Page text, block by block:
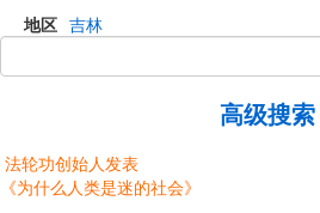
地区 吉林
高级搜索
法轮功创始人发表
《为什么人类是迷的社会》